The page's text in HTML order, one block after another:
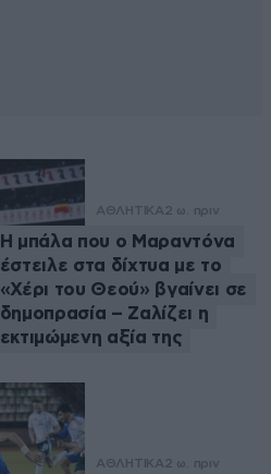
ΑΘΛΗΤΙΚΑ2 ω. πριν
Η μπάλα που ο Μαραντόνα
έστειλε στα δίχτυα με το
«Χέρι του Θεού» βγαίνει σε
δημοπρασία – Ζαλίζει η
εκτιμώμενη αξία της
ΑΘΛΗΤΙΚΑ2 ω. πριν